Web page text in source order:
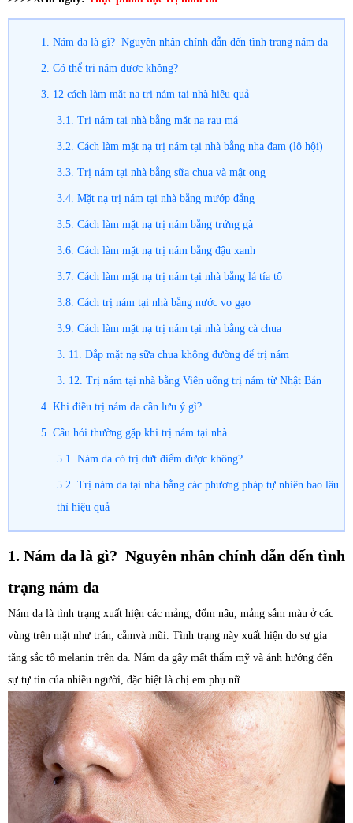
1. Nám da là gì? Nguyên nhân chính dẫn đến tình trạng nám da
2. Có thể trị nám được không?
3. 12 cách làm mặt nạ trị nám tại nhà hiệu quả
3.1. Trị nám tại nhà bằng mặt nạ rau má
3.2. Cách làm mặt nạ trị nám tại nhà bằng nha đam (lô hội)
3.3. Trị nám tại nhà bằng sữa chua và mật ong
3.4. Mặt nạ trị nám tại nhà bằng mướp đắng
3.5. Cách làm mặt nạ trị nám bằng trứng gà
3.6. Cách làm mặt nạ trị nám bằng đậu xanh
3.7. Cách làm mặt nạ trị nám tại nhà bằng lá tía tô
3.8. Cách trị nám tại nhà bằng nước vo gạo
3.9. Cách làm mặt nạ trị nám tại nhà bằng cà chua
3. 11. Đắp mặt nạ sữa chua không đường để trị nám
3. 12. Trị nám tại nhà bằng Viên uống trị nám từ Nhật Bản
4. Khi điều trị nám da cần lưu ý gì?
5. Câu hỏi thường gặp khi trị nám tại nhà
5.1. Nám da có trị dứt điểm được không?
5.2. Trị nám da tại nhà bằng các phương pháp tự nhiên bao lâu
thì hiệu quả
1. Nám da là gì? Nguyên nhân chính dẫn đến tình
trạng nám da
Nám da là tình trạng xuất hiện các mảng, đốm nâu, mảng sẫm màu ở các
vùng trên mặt như trán, cằmvà mũi. Tình trạng này xuất hiện do sự gia
tăng sắc tố melanin trên da. Nám da gây mất thẩm mỹ và ảnh hưởng đến
sự tự tin của nhiều người, đặc biệt là chị em phụ nữ.